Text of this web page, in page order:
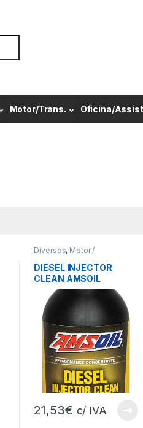
Motor/Trans. Oficina/
Diversos, Motor /
DIESEL INJECTOR
CLEAN AMSOIL
21,53€ c/ IVA